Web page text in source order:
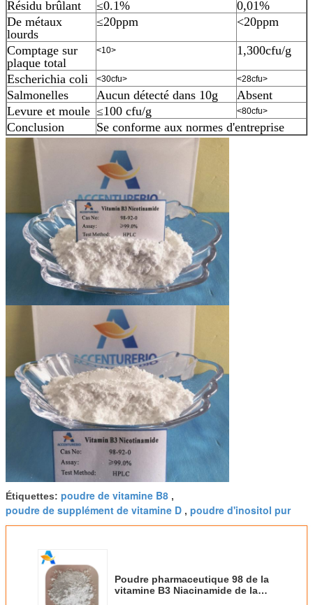
Résidu brûlant ≤0.1%
0,01%
De métaux
lourds
≤20ppm <20ppm
Comptage sur
plaque total
<10> 1,300cfu/g
Escherichia coli <30cfu> <28cfu>
Salmonelles Aucun détecté dans 10g
Absent
Levure et moule ≤100 cfu/g <80cfu>
Conclusion Se conforme aux normes d'entreprise
Étiquettes: poudre de vitamine B8 ,
poudre de supplément de vitamine D , poudre d'inositol pur
Poudre pharmaceutique 98 de la
vitamine B3 Niacinamide de la